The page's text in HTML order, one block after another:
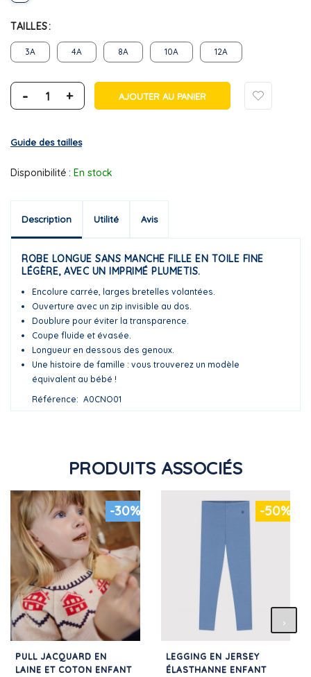
TAILLES
3A 4A 8A 10A 12A
- + AJOUTER AU PANIER
Guide des tailles
Disponibilité : En stock
Description Utilité Avis
ROBE LONGUE SANS MANCHE FILLE EN TOILE FINE
LÉGÈRE, AVEC UN IMPRIMÉ PLUMETIS.
Encolure carrée, larges bretelles volantées.
Ouverture avec un zip invisible au dos.
Doublure pour éviter la transparence.
Coupe fluide et évasée.
Longueur en dessous des genoux.
Une histoire de famille : vous trouverez un modèle
équivalent au bébé !
Référence
A0CNO01
PRODUITS ASSOCIÉS
-30%
PULL JACQUARD EN
LAINE ET COTON ENFANT
-50%
LEGGING EN JERSEY
ÉLASTHANNE ENFANT